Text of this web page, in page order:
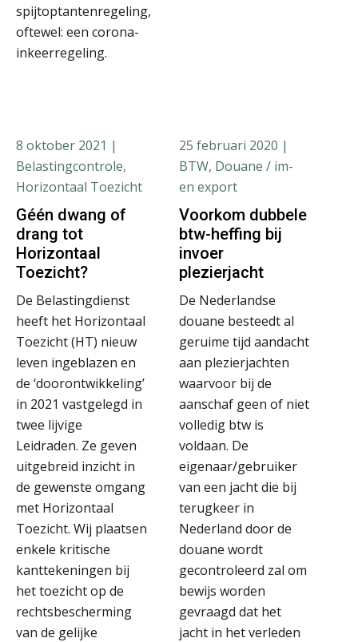
spijtoptantenregeling,
oftewel: een corona-
inkeerregeling.
8 oktober 2021 |
Belastingcontrole,
Horizontaal Toezicht
Géén dwang of
drang tot
Horizontaal
Toezicht?
De Belastingdienst
heeft het Horizontaal
Toezicht (HT) nieuw
leven ingeblazen en
de ‘doorontwikkeling’
in 2021 vastgelegd in
twee lijvige
Leidraden. Ze geven
uitgebreid inzicht in
de gewenste omgang
met Horizontaal
Toezicht. Wij plaatsen
enkele kritische
kanttekeningen bij
het toezicht op de
rechtsbescherming
van de gelijke
25 februari 2020 |
BTW, Douane / im-
en export
Voorkom dubbele
btw-heffing bij
invoer
plezierjacht
De Nederlandse
douane besteedt al
geruime tijd aandacht
aan plezierjachten
waarvoor bij de
aanschaf geen of niet
volledig btw is
voldaan. De
eigenaar/gebruiker
van een jacht die bij
terugkeer in
Nederland door de
douane wordt
gecontroleerd zal om
bewijs worden
gevraagd dat het
jacht in het verleden